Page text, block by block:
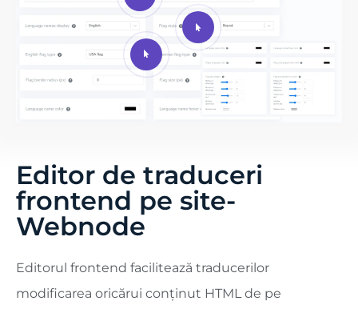
Editor de traduceri
frontend pe site-
Webnode
Editorul frontend facilitează traducerilor
modificarea oricărui conținut HTML de pe